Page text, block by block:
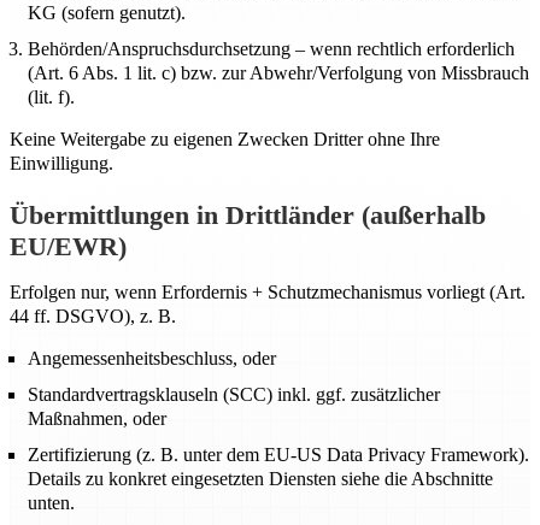
KG (sofern genutzt).
Behörden/Anspruchsdurchsetzung – wenn rechtlich erforderlich
(Art. 6 Abs. 1 lit. c) bzw. zur Abwehr/Verfolgung von Missbrauch
(lit. f).
Keine Weitergabe zu eigenen Zwecken Dritter ohne Ihre
Einwilligung.
Übermittlungen in Drittländer (außerhalb
EU/EWR)
Erfolgen nur, wenn Erfordernis + Schutzmechanismus vorliegt (Art.
44 ff. DSGVO), z. B.
Angemessenheitsbeschluss, oder
Standardvertragsklauseln (SCC) inkl. ggf. zusätzlicher
Maßnahmen, oder
Zertifizierung (z. B. unter dem EU-US Data Privacy Framework).
Details zu konkret eingesetzten Diensten siehe die Abschnitte
unten.